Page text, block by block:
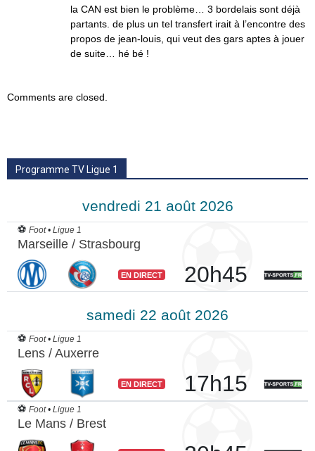
la CAN est bien le problème… 3 bordelais sont déjà
partants. de plus un tel transfert irait à l’encontre des
propos de jean-louis, qui veut des gars aptes à jouer
de suite… hé bé !
Comments are closed.
Programme TV Ligue 1